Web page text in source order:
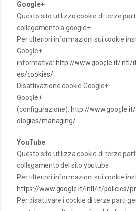
Google+
Questo sito utilizza cookie di terze
collegamento a google+
Per ulteriori informazioni sui cookie
Google+
informativa: http://www.google.it/intl/
es/cookies/
Disattivazione cookie Google+
Google+
(configurazione): http://
ologies/managing/
YouTube
Questo sito utilizza cookie di terze
collegamento del sito youtube
Per ulteriori informazioni sui cookie
https://www.google.it/intl/it/policies/
Per disattivare i cookie di terze parti